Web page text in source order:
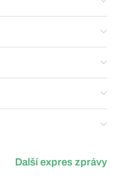
Další expres zprávy